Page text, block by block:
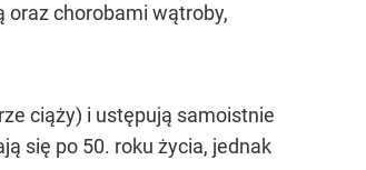
oraz chorobami wątroby,
ciąży) i ustępują samoistnie
się po 50. roku życia, jednak